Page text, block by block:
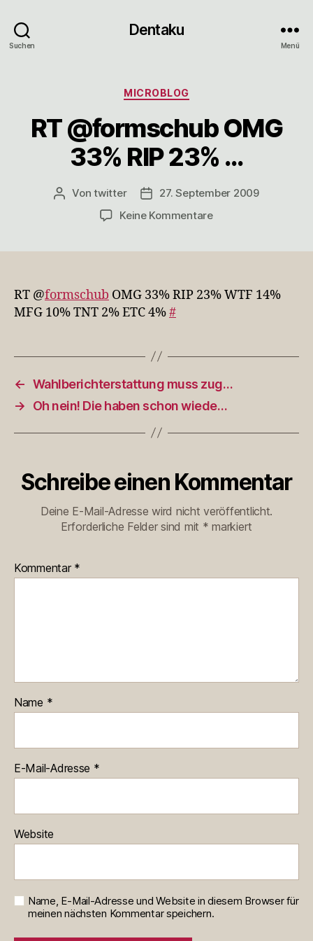
Suchen
Dentaku
Menü
Kategorien
MICROBLOG
RT @formschub OMG
33% RIP 23% …
Beitragsautor
Vontwitter Veröffentlichungsdatum
27. September 2009
Keine Kommentarezu
RIP
RT @formschub OMG 33% RIP 23% WTF 14%
MFG 10% TNT 2% ETC 4%#
← Wahlberichterstattung muss zug…
→
Oh nein! Die haben schon wiede…
Schreibe einen Kommentar
Deine E-Mail-Adresse wird nicht veröffentlicht.
Erforderliche Felder sind mit * markiert
Kommentar *
Name *
E-Mail-Adresse *
Website
Name, E-Mail-Adresse und Website in diesem Browser für
meinen nächsten Kommentar speichern.